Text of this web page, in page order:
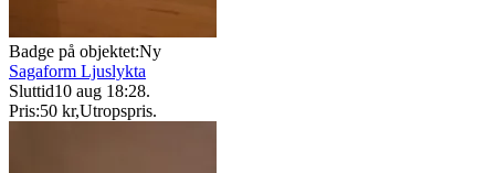
Badge på objektet:Ny
Sagaform Ljuslykta
Sluttid10 aug 18:28.
Pris:50 kr,Utropspris.